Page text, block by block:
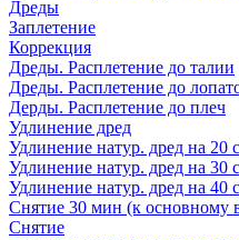
Дреды
Заплетение
Коррекция
Дреды. Расплетение до талии
Дреды. Расплетение до
Дерды. Расплетение до плеч
Удлинение дред
Удлинение натур. дред на 20
Удлинение натур. дред на 30
Удлинение натур. дред на 40
Снятие 30 мин (к основному
Снятие